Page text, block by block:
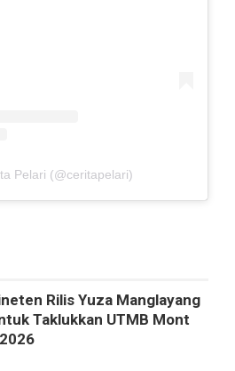
Pelari (@ceritapelari)
Rilis Yuza Manglayang
Taklukkan UTMB Mont